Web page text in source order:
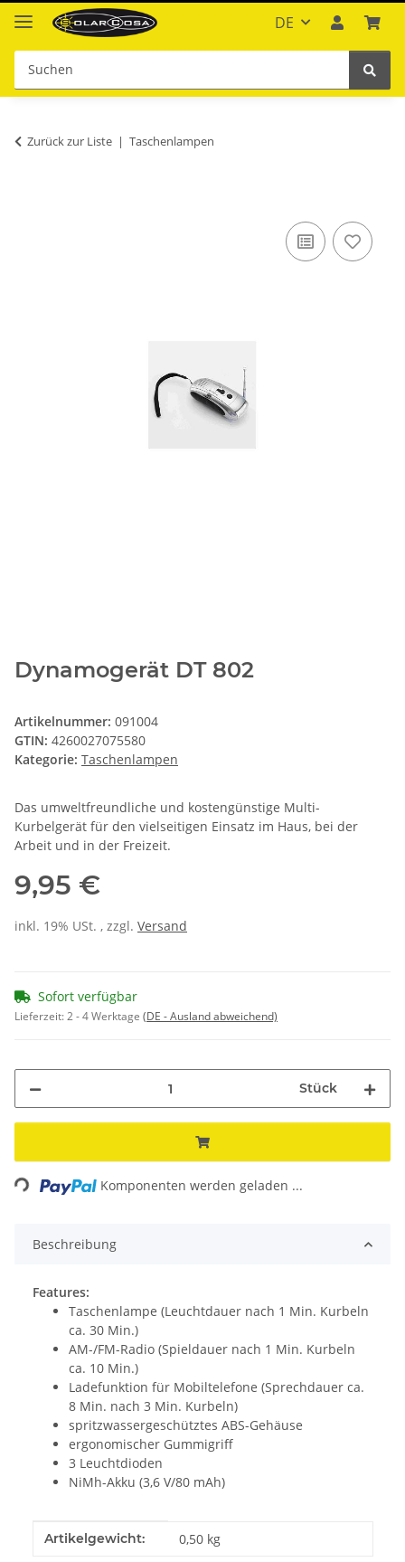
DE
Zurück zur Liste Taschenlampen
Dynamogerät DT 802
Artikelnummer: 091004
GTIN: 4260027075580
Kategorie: Taschenlampen
Das umweltfreundliche und kostengünstige Multi-
Kurbelgerät für den vielseitigen Einsatz im Haus, bei der
Arbeit und in der Freizeit.
9,95 €
inkl. 19% USt. , zzgl. Versand
Sofort verfügbar
Lieferzeit:2 - 4 Werktage (DE - Ausland abweichend)
Stück
Komponenten werden geladen ...
Beschreibung
Features:
Taschenlampe (Leuchtdauer nach 1 Min. Kurbeln
ca. 30 Min.)
AM-/FM-Radio (Spieldauer nach 1 Min. Kurbeln
ca. 10 Min.)
Ladefunktion für Mobiltelefone (Sprechdauer ca.
8 Min. nach 3 Min. Kurbeln)
spritzwassergeschütztes ABS-Gehäuse
ergonomischer Gummigriff
3 Leuchtdioden
NiMh-Akku (3,6 V/80 mAh)
Produkteigenschaft
Wert
Artikelgewicht: 0,50 kg